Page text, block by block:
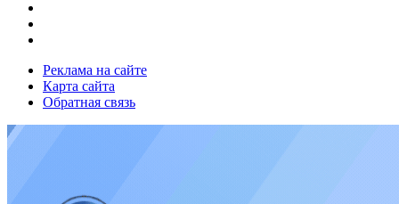
Реклама на сайте
Карта сайта
Обратная связь